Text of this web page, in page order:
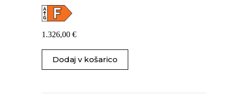
1.326,00 €
Dodaj v košarico